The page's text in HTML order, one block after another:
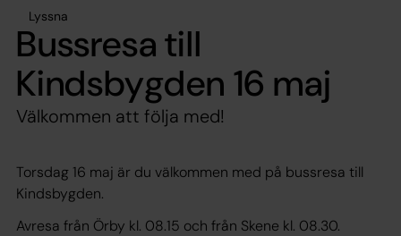
Lyssna
Bussresa till
Kindsbygden 16 maj
Välkommen att följa med!
Torsdag 16 maj är du välkommen med på bussresa till
Kindsbygden.
Avresa från Örby kl. 08.15 och från Skene kl. 08.30.